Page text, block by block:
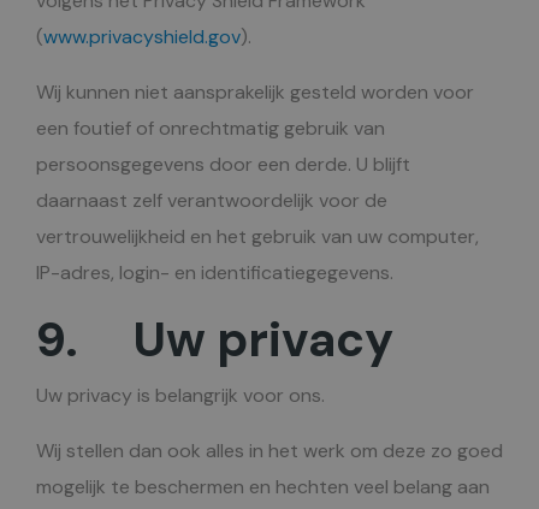
(www.privacyshield.gov).
Wij kunnen niet aansprakelijk gesteld worden voor
een foutief of onrechtmatig gebruik van
persoonsgegevens door een derde. U blijft
daarnaast zelf verantwoordelijk voor de
vertrouwelijkheid en het gebruik van uw computer,
IP-adres, login- en identificatiegegevens.
9. Uw privacy
Uw privacy is belangrijk voor ons.
Wij stellen dan ook alles in het werk om deze zo goed
mogelijk te beschermen en hechten veel belang aan